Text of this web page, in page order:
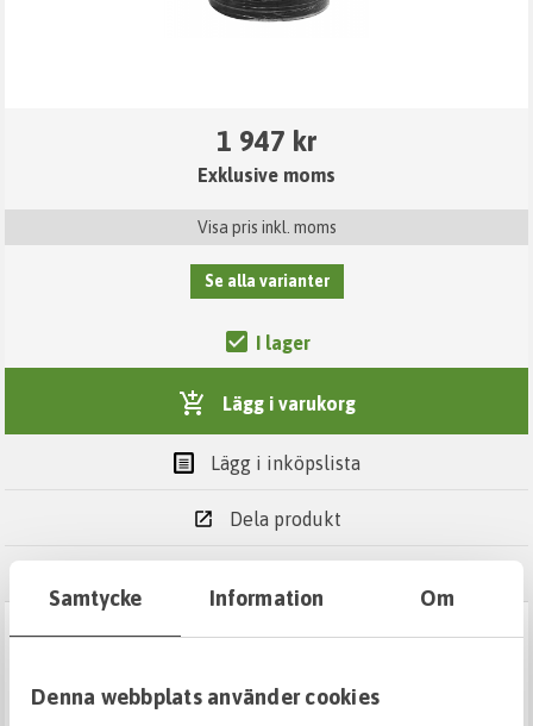
Samtycke Information Om
Denna webbplats använder cookies
1 947 kr
Exklusive moms
Visa pris inkl. moms
Se alla varianter
I lager
Lägg i varukorg
Lägg i inköpslista
Dela produkt
YEP 4000, FÖR GRUNDMUR